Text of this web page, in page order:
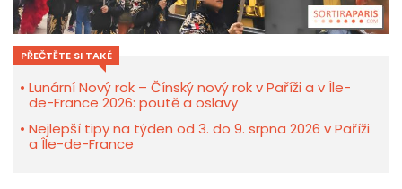
PŘEČTĚTE SI TAKÉ
Lunární Nový rok – Čínský nový rok v Paříži a v Île-
de-France 2026: poutě a oslavy
Nejlepší tipy na týden od 3. do 9. srpna 2026 v Paříži
a Île-de-France